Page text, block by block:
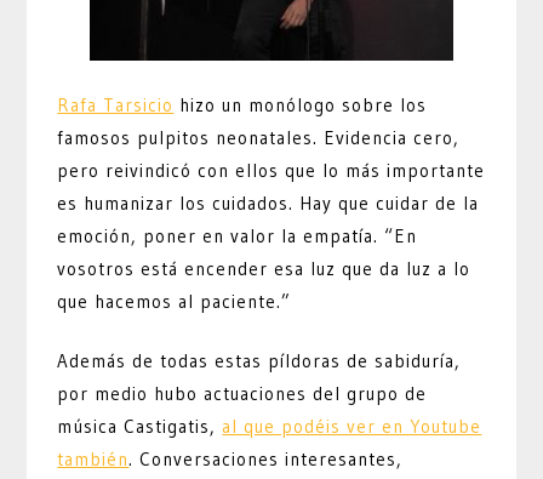
Rafa Tarsicio hizo un monólogo sobre los
famosos pulpitos neonatales. Evidencia cero,
pero reivindicó con ellos que lo más importante
es humanizar los cuidados. Hay que cuidar de la
emoción, poner en valor la empatía. “En
vosotros está encender esa luz que da luz a lo
que hacemos al paciente.”
Además de todas estas píldoras de sabiduría,
por medio hubo actuaciones del grupo de
música Castigatis,al que podéis ver en Youtube
también. Conversaciones interesantes,